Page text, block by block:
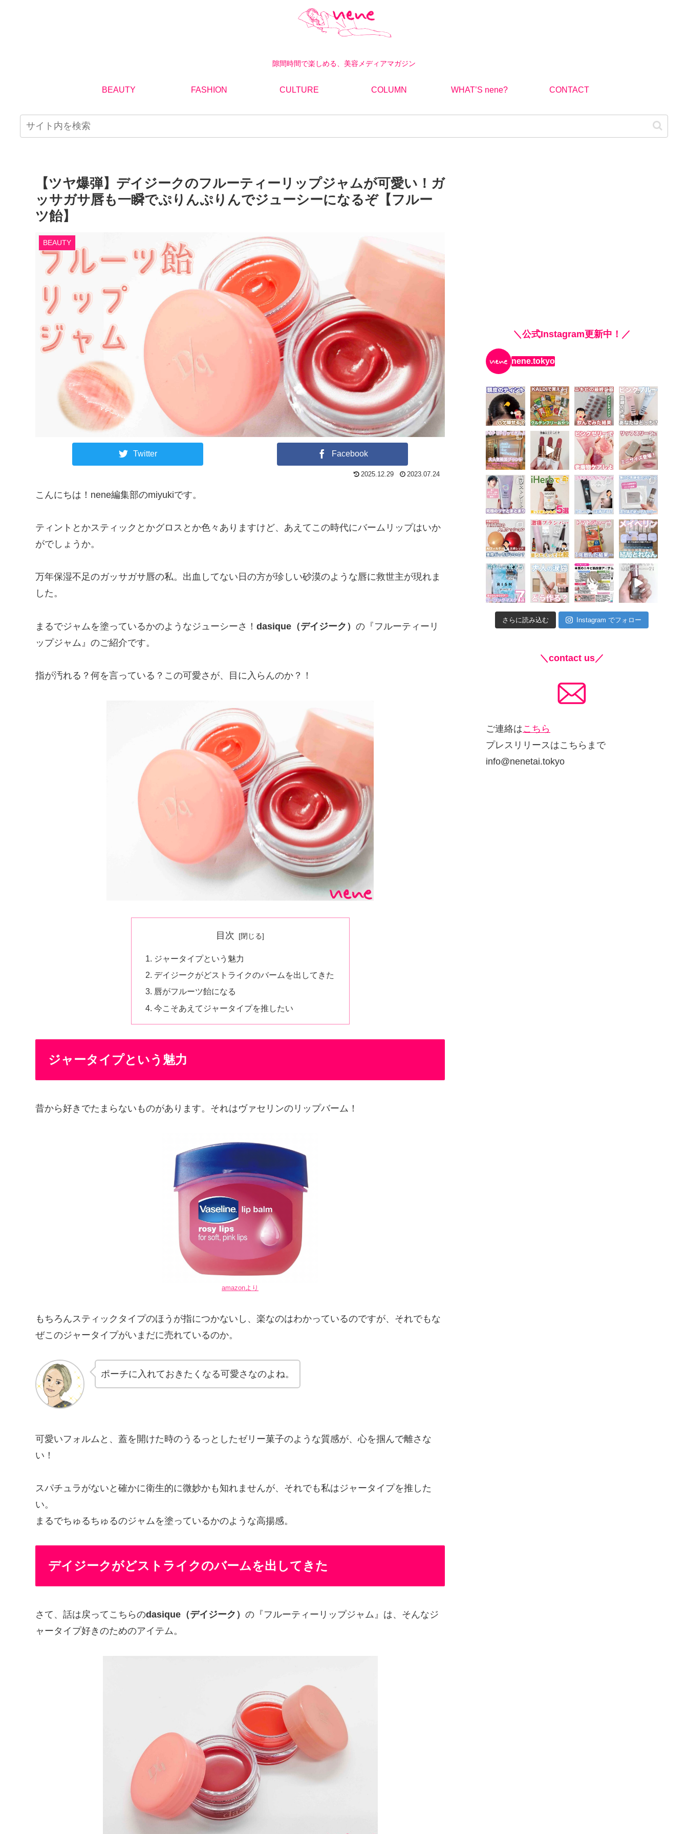
隙間時間で楽しめる、美容メディアマガジン
BEAUTY FASHION CULTURE COLUMN WHAT’S nene? CONTACT
【ツヤ爆弾】デイジークのフルーティーリップジャムが可愛い！ガ
ッサガサ唇も一瞬でぷりんぷりんでジューシーになるぞ【フルー
ツ飴】
BEAUTY
Twitter Facebook
2025.12.29 2023.07.24
こんにちは！nene編集部のmiyukiです。
ティントとかスティックとかグロスとか色々ありますけど、あえてこの時代にバームリップはいか
がでしょうか。
万年保湿不足のガッサガサ唇の私。出血してない日の方が珍しい砂漠のような唇に救世主が現れま
した。
まるでジャムを塗っているかのようなジューシーさ！ dasique（デイジーク） の『フルーティーリ
ップジャム』のご紹介です。
指が汚れる？何を言っている？この可愛さが、目に入らんのか？！
目次
ジャータイプという魅力
デイジークがどストライクのバームを出してきた
唇がフルーツ飴になる
今こそあえてジャータイプを推したい
ジャータイプという魅力
昔から好きでたまらないものがあります。それはヴァセリンのリップバーム！
amazonより
もちろんスティックタイプのほうが指につかないし、楽なのはわかっているのですが、それでもな
ぜこのジャータイプがいまだに売れているのか。
ポーチに入れておきたくなる可愛さなのよね。
可愛いフォルムと、蓋を開けた時のうるっとしたゼリー菓子のような質感が、心を掴んで離さな
い！
スパチュラがないと確かに衛生的に微妙かも知れませんが、それでも私はジャータイプを推した
い。
まるでちゅるちゅるのジャムを塗っているかのような高揚感。
デイジークがどストライクのバームを出してきた
さて、話は戻ってこちらのdasique（デイジーク） の『フルーティーリップジャム』は、そんなジ
ャータイプ好きのためのアイテム。
＼公式Instagram更新中！／
nene.tokyo
さらに読み込む Instagram でフォロー
＼contact us／
ご連絡はこちら
プレスリリースはこちらまで
info@nenetai.tokyo